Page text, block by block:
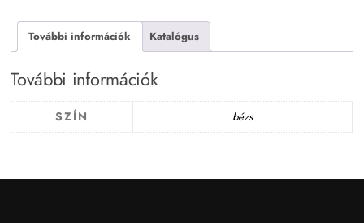
További információk Katalógus
További információk
SZÍN bézs